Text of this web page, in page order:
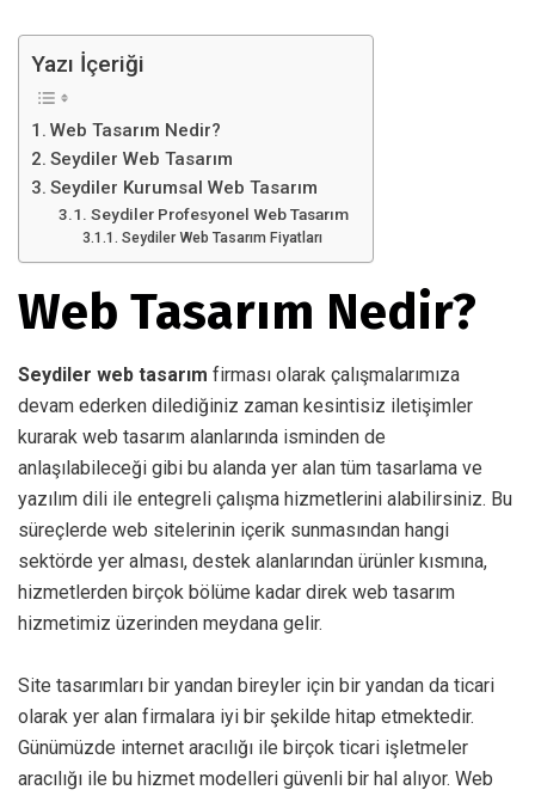
Yazı İçeriği
Web Tasarım Nedir?
Seydiler Web Tasarım
Seydiler Kurumsal Web Tasarım
Seydiler Profesyonel Web Tasarım
Seydiler Web Tasarım Fiyatları
Web Tasarım Nedir?
Seydiler web tasarım firması olarak çalışmalarımıza
devam ederken dilediğiniz zaman kesintisiz iletişimler
kurarak web tasarım alanlarında isminden de
anlaşılabileceği gibi bu alanda yer alan tüm tasarlama ve
yazılım dili ile entegreli çalışma hizmetlerini alabilirsiniz. Bu
süreçlerde web sitelerinin içerik sunmasından hangi
sektörde yer alması, destek alanlarından ürünler kısmına,
hizmetlerden birçok bölüme kadar direk web tasarım
hizmetimiz üzerinden meydana gelir.
Site tasarımları bir yandan bireyler için bir yandan da ticari
olarak yer alan firmalara iyi bir şekilde hitap etmektedir.
Günümüzde internet aracılığı ile birçok ticari işletmeler
aracılığı ile bu hizmet modelleri güvenli bir hal alıyor. Web